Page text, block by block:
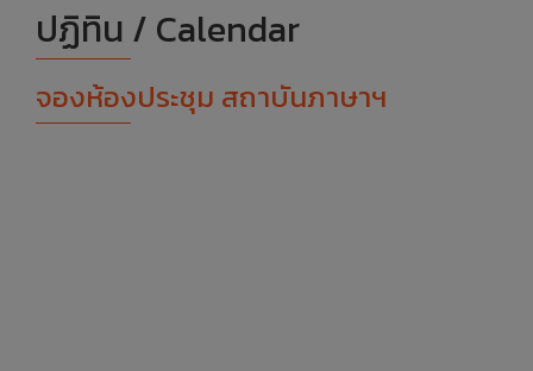
ปฏิทิน / Calendar
จองห้องประชุม สถาบันภาษาฯ